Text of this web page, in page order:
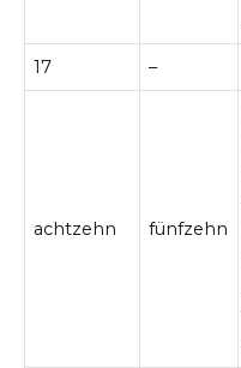
17 –
achtzehn fünfzehn